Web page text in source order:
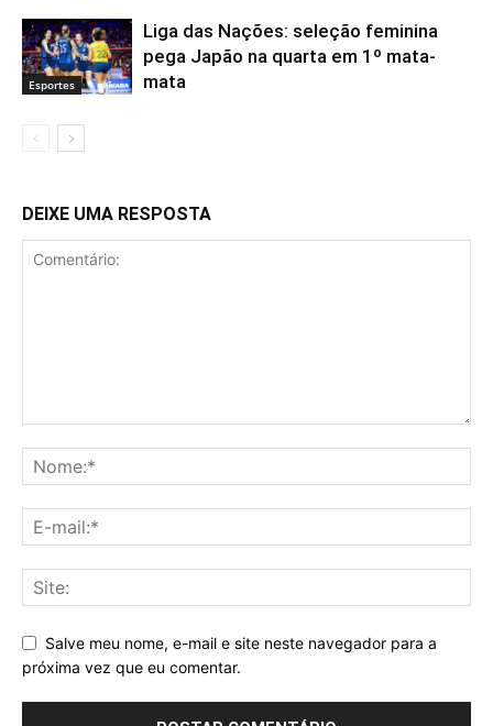
Esportes
Liga das Nações: seleção feminina
pega Japão na quarta em 1º mata-
mata
DEIXE UMA RESPOSTA
Salve meu nome, e-mail e site neste navegador para a
próxima vez que eu comentar.